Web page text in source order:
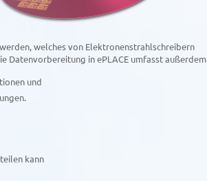
welches von Elektronenstrahl­schreibern
Daten­vorbereitung in ePLACE umfasst außerdem
und
kann